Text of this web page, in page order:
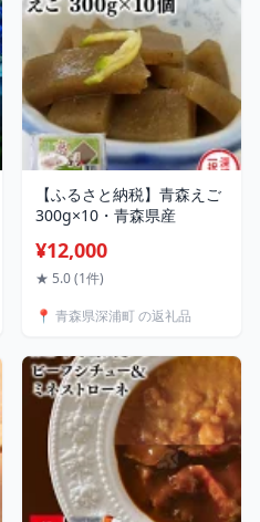
【ふるさと納税】青森えご
300g×10・青森県産
¥12,000
★ 5.0 (1件)
📍 青森県深浦町 の返礼品